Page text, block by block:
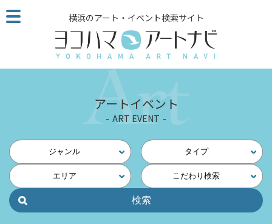
こ
の
ジ
読
他
ペ
横浜のアート・イベント検索サイト
アートイベント
ART EVENT
ジャンル タイプ
エリア こだわり検索